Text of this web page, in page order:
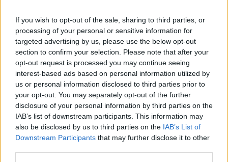
If you wish to opt-out of the sale, sharing to third parties, or
processing of your personal or sensitive information for
targeted advertising by us, please use the below opt-out
section to confirm your selection. Please note that after your
opt-out request is processed you may continue seeing
interest-based ads based on personal information utilized by
us or personal information disclosed to third parties prior to
your opt-out. You may separately opt-out of the further
disclosure of your personal information by third parties on the
IAB’s list of downstream participants. This information may
also be disclosed by us to third parties on the IAB’s List of
Downstream Participants that may further disclose it to other